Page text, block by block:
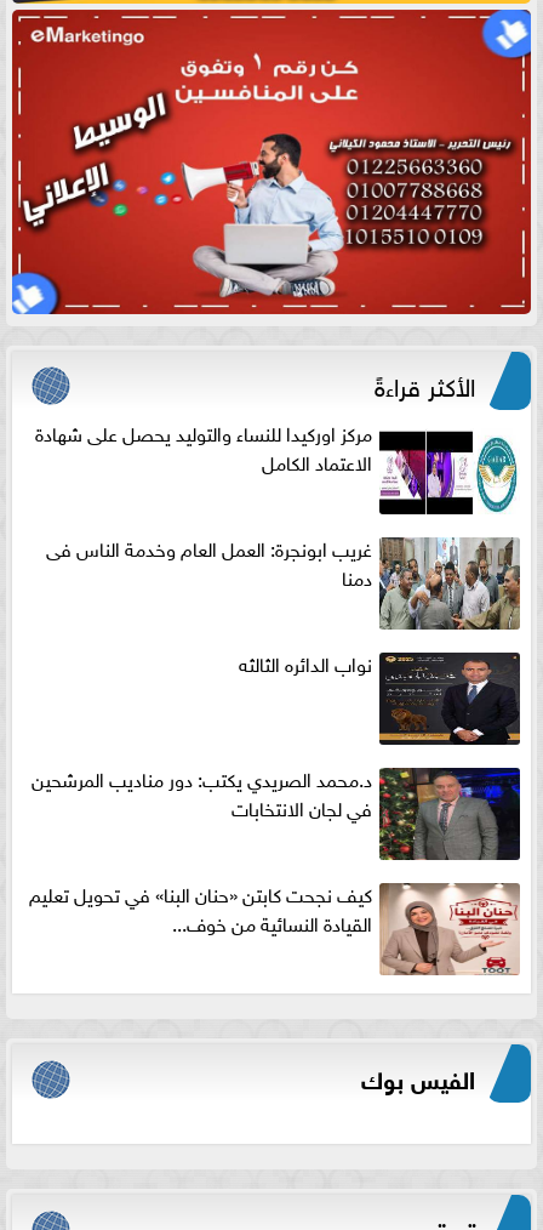
الأكثر قراءةً
مركز اوركيدا للنساء والتوليد يحصل على شهادة
الاعتماد الكامل
غريب ابونجرة: العمل العام وخدمة الناس فى
دمنا
نواب الدائره الثالثه
د.محمد الصريدي يكتب: دور مناديب المرشحين
في لجان الانتخابات
كيف نجحت كابتن «حنان البنا» في تحويل تعليم
القيادة النسائية من خوف...
الفيس بوك